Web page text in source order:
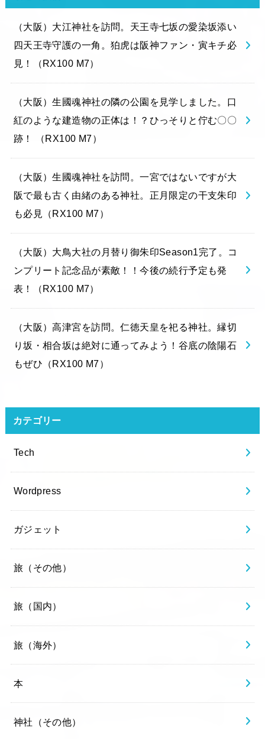
（大阪）大江神社を訪問。天王寺七坂の愛染坂添い
四天王寺守護の一角。狛虎は阪神ファン・寅キチ必
見！（RX100 M7）
（大阪）生國魂神社の隣の公園を見学しました。口
紅のような建造物の正体は！？ひっそりと佇む〇〇
跡！ （RX100 M7）
（大阪）生國魂神社を訪問。一宮ではないですが大
阪で最も古く由緒のある神社。正月限定の干支朱印
も必見（RX100 M7）
（大阪）大鳥大社の月替り御朱印Season1完了。コ
ンプリート記念品が素敵！！今後の続行予定も発
表！（RX100 M7）
（大阪）高津宮を訪問。仁徳天皇を祀る神社。縁切
り坂・相合坂は絶対に通ってみよう！谷底の陰陽石
もぜひ（RX100 M7）
カテゴリー
Tech
Wordpress
ガジェット
旅（その他）
旅（国内）
旅（海外）
本
神社（その他）